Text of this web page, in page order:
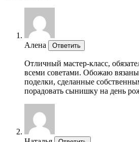
Алена Ответить
Отличный мастер-класс,
всеми советами. Обожаю
поделки, сделанные
порадовать сынишку на день